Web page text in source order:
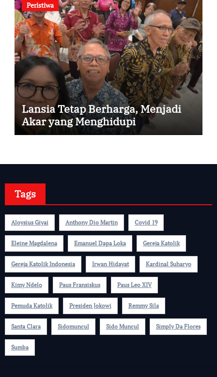
Peristiwa
Lansia Tetap Berharga, Menjadi
Akar yang Menghidupi
Tags
Aloysius Giyai Anthony Dio Martin Covid 19
Eleine Magdalena Emanuel Dapa Loka Gereja Katolik
Gereja Katolik Indonesia Irwan Hidayat Kardinal Suharyo
Kimy Ndelo Paus Fransiskus Paus Leo XIV
Pemuda Katolik Presiden Jokowi Remmy Sila
Santa Clara Sidomuncul Sido Muncul Simply Da Flores
Sumba